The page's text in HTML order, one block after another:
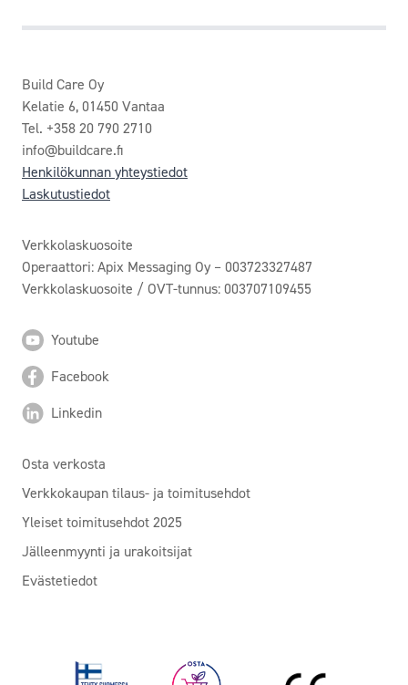
Build Care Oy
Kelatie 6, 01450 Vantaa
Tel. +358 20 790 2710
info@buildcare.fi
Henkilökunnan yhteystiedot
Laskutustiedot
Verkkolaskuosoite
Operaattori: Apix Messaging Oy – 003723327487
Verkkolaskuosoite / OVT-tunnus: 003707109455
Youtube
Facebook
Linkedin
Osta verkosta
Verkkokaupan tilaus- ja toimitusehdot
Yleiset toimitusehdot 2025
Jälleenmyynti ja urakoitsijat
Evästetiedot